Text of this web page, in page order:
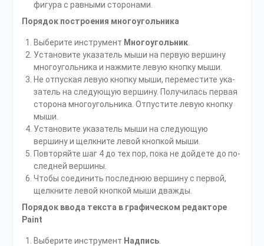
фигура с равными сторонами.
Порядок построения многоугольника
Выберите инструмент Многоугольник.
Установите указатель мыши на первую вершину
многоугольника и нажмите левую кнопку мыши.
Не отпуская левую кнопку мыши, переместите ука­
затель на следующую вершину. Получилась первая
сторона многоугольника. Отпустите левую кнопку
мыши.
Установите указатель мыши на следующую
вершину и щелкните левой кнопкой мыши.
Повторяйте шаг 4 до тех пор, пока не дойдете до по­
следней вершины.
Чтобы соединить последнюю вершину с первой,
щелк­ните левой кнопкой мыши дважды.
Порядок ввода текста в графическом редакторе
Paint
Выберите инструмент Надпись.